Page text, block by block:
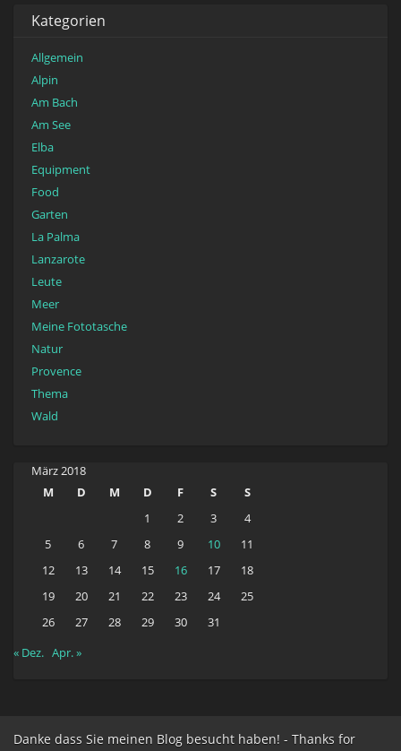
Kategorien
Allgemein
Alpin
Am Bach
Am See
Elba
Equipment
Food
Garten
La Palma
Lanzarote
Leute
Meer
Meine Fototasche
Natur
Provence
Thema
Wald
März 2018
M
D M D F S
S
1
2 3
4
5
6 7 8 9 10
11
12
13 14 15 16 17
18
19
20 21 22 23 24
25
26
27 28 29 30
31
« Dez. Apr. »
Danke dass Sie meinen Blog besucht haben! - Thanks for